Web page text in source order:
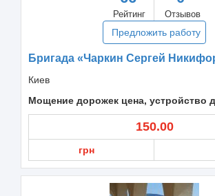
Рейтинг Отзывов
Предложить работу
Бригада «Чаркин Сергей
Киев
Мощение дорожек цена, устройство
150.00
грн